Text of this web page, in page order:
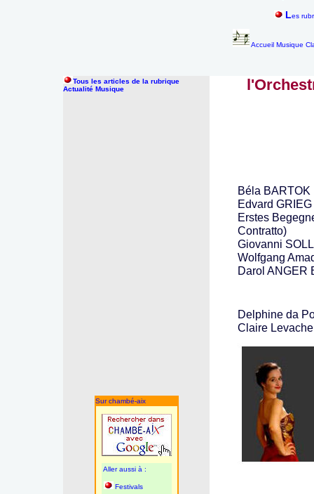
Les
Accueil Musique
Tous les articles de la rubrique
Actualité Musique
Sur chambé-aix
Aller aussi à :
Festivals
Béla BARTOK
Edvard GRIEG
Erstes
Contratto)
Giovanni
Wolfgang
Darol ANGER
Delphine da
Claire